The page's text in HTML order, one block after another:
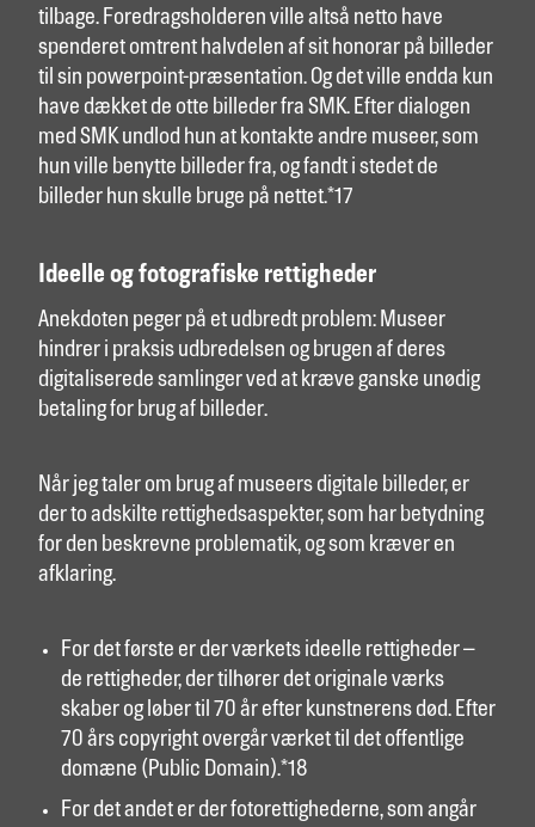
tilbage. Foredragsholderen ville altså netto have
spenderet omtrent halvdelen af sit honorar på billeder
til sin powerpoint-præsentation. Og det ville endda kun
have dækket de otte billeder fra SMK. Efter dialogen
med SMK undlod hun at kontakte andre museer, som
hun ville benytte billeder fra, og fandt i stedet de
billeder hun skulle bruge på nettet.*17
Ideelle og fotografiske rettigheder
Anekdoten peger på et udbredt problem: Museer
hindrer i praksis udbredelsen og brugen af deres
digitaliserede samlinger ved at kræve ganske unødig
betaling for brug af billeder.
Når jeg taler om brug af museers digitale billeder, er
der to adskilte rettighedsaspekter, som har betydning
for den beskrevne problematik, og som kræver en
afklaring.
For det første er der værkets ideelle rettigheder –
de rettigheder, der tilhører det originale værks
skaber og løber til 70 år efter kunstnerens død. Efter
70 års copyright overgår værket til det offentlige
domæne (Public Domain).*18
For det andet er der fotorettighederne, som angår